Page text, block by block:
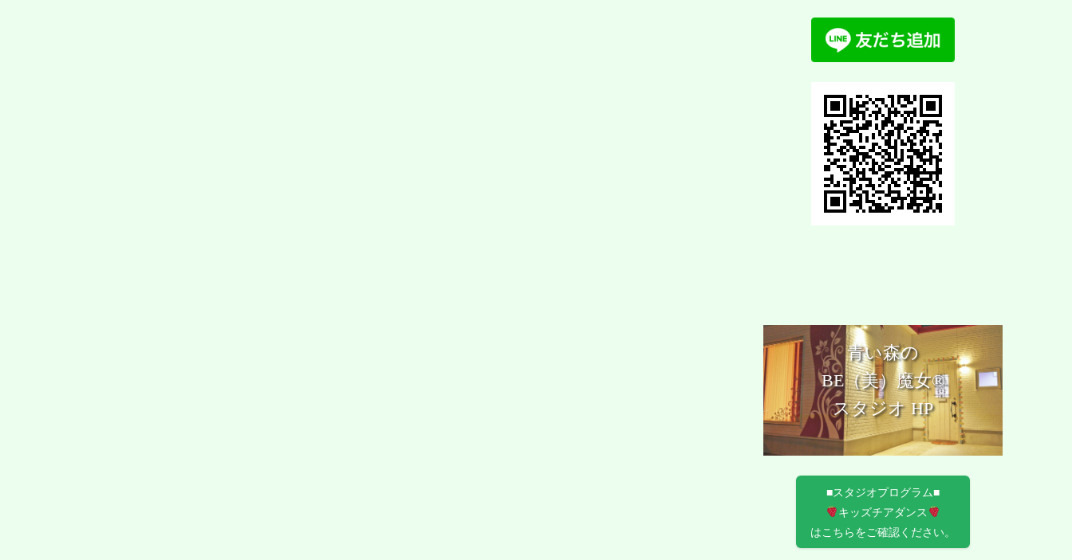
青い森の
BE（美）魔女®
スタジオ HP
■スタジオプログラム■
キッズチアダンス
はこちらをご確認ください。